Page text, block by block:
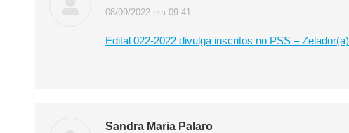
disse:
08/09/2022 em 09:41
Edital 022-2022 divulga inscritos no PSS – Zelador(a)
Sandra Maria Palaro